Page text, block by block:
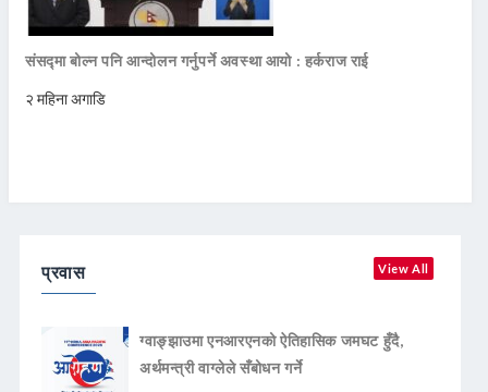
संसद्मा बोल्न पनि आन्दोलन गर्नुपर्ने अवस्था आयो : हर्कराज राई
२ महिना अगाडि
प्रवास View All
ग्वाङ्झाउमा एनआरएनको ऐतिहासिक जमघट हुँदै,
अर्थमन्त्री वाग्लेले सँबोधन गर्ने